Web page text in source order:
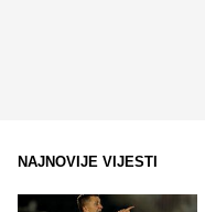
NAJNOVIJE VIJESTI